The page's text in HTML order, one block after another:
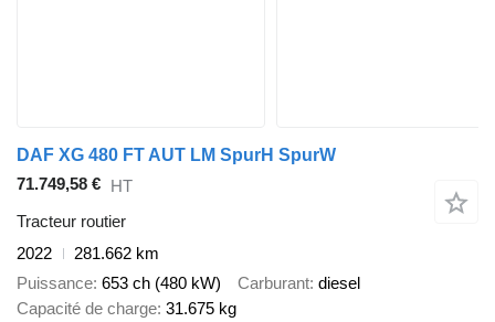
DAF XG 480 FT AUT LM SpurH SpurW
71.749,58 € HT
Tracteur routier
2022
281.662 km
Puissance 653 ch (480 kW) Carburant diesel
Capacité de charge 31.675 kg